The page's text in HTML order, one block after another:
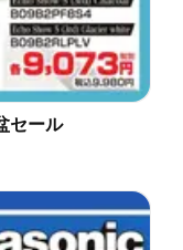
セール